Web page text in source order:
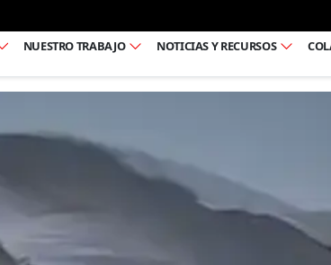
NUESTRO TRABAJO NOTICIAS Y RECURSOS